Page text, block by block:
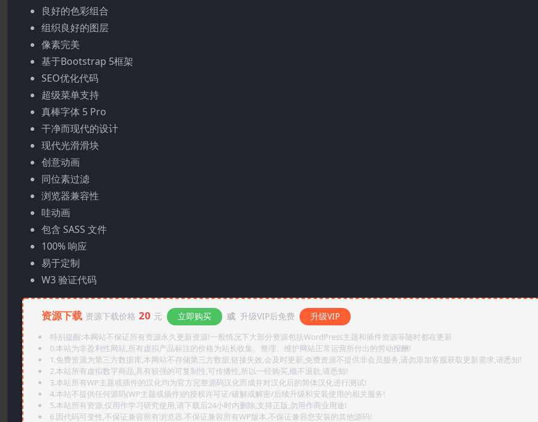
良好的色彩组合
组织良好的图层
像素完美
基于Bootstrap 5框架
SEO优化代码
超级菜单支持
真棒字体 5 Pro
干净而现代的设计
现代光滑滑块
创意动画
同位素过滤
浏览器兼容性
哇动画
包含 SASS 文件
100% 响应
易于定制
W3 验证代码
资源下载 资源下载价格 20 元 立即购买 或 升级VIP后免费 升级VIP
特别提醒:本网站不保证所有资源永久更新资源!一般情况下大部分资源包括WordPress主题和插件资源等随时都在更新
0.本站为非盈利性网站,所有虚拟产品标注的价格为站长收集、整理、维护网站正常运营所付出的劳动报酬!
1.免费资源为第三方数据库,本网站不存储第三方数据,链接失效,会及时更新,免费资源不提供非会员服务,请勿添加客服获取更新需求,请悉知!
2.本站所有虚拟数字商品,具有较强的可复制性,可传播性,所以一经购买,概不退款,请悉知!
3.本站所有WP主题或插件的汉化均为官方完整源码汉化而成并对汉化后的简体汉化进行测试!
4.本站不提供任何源码(WP主题或插件)的授权许可证/破解或解密/后续升级和安装使用的相关服务!
5.本站所有资源,仅用作学习研究使用,请下载后24小时内删除,支持正版,勿用作商业用途!
6.因代码可变性,不保证兼容所有浏览器.不保证兼容所有WP版本.不保证兼容您安装的其他源码!